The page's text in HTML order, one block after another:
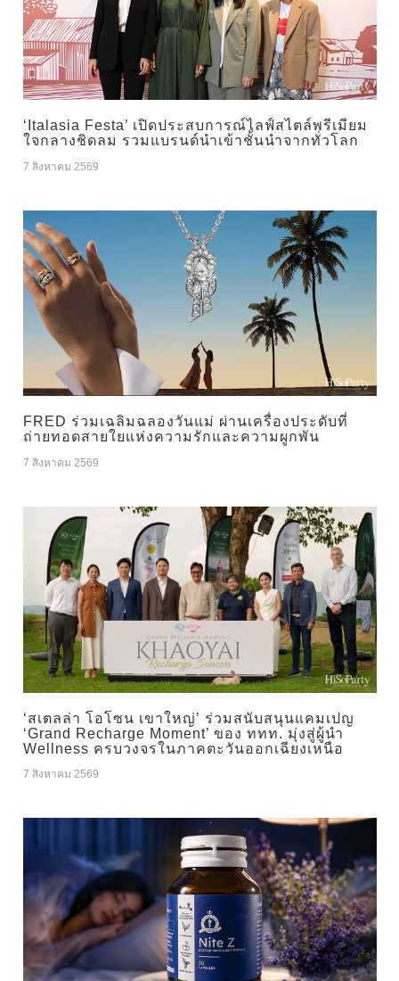
‘Italasia Festa’ เปิดประสบการณ์ไลฟ์สไตล์พรีเมียม
ใจกลางชิดลม รวมแบรนด์นำเข้าชั้นนำจากทั่วโลก
7 สิงหาคม 2569
FRED ร่วมเฉลิมฉลองวันแม่ ผ่านเครื่องประดับที่
ถ่ายทอดสายใยแห่งความรักและความผูกพัน
7 สิงหาคม 2569
‘สเตลล่า โอโซน เขาใหญ่’ ร่วมสนับสนุนแคมเปญ
‘Grand Recharge Moment’ ของ ททท. มุ่งสู่ผู้นำ
Wellness ครบวงจรในภาคตะวันออกเฉียงเหนือ
7 สิงหาคม 2569